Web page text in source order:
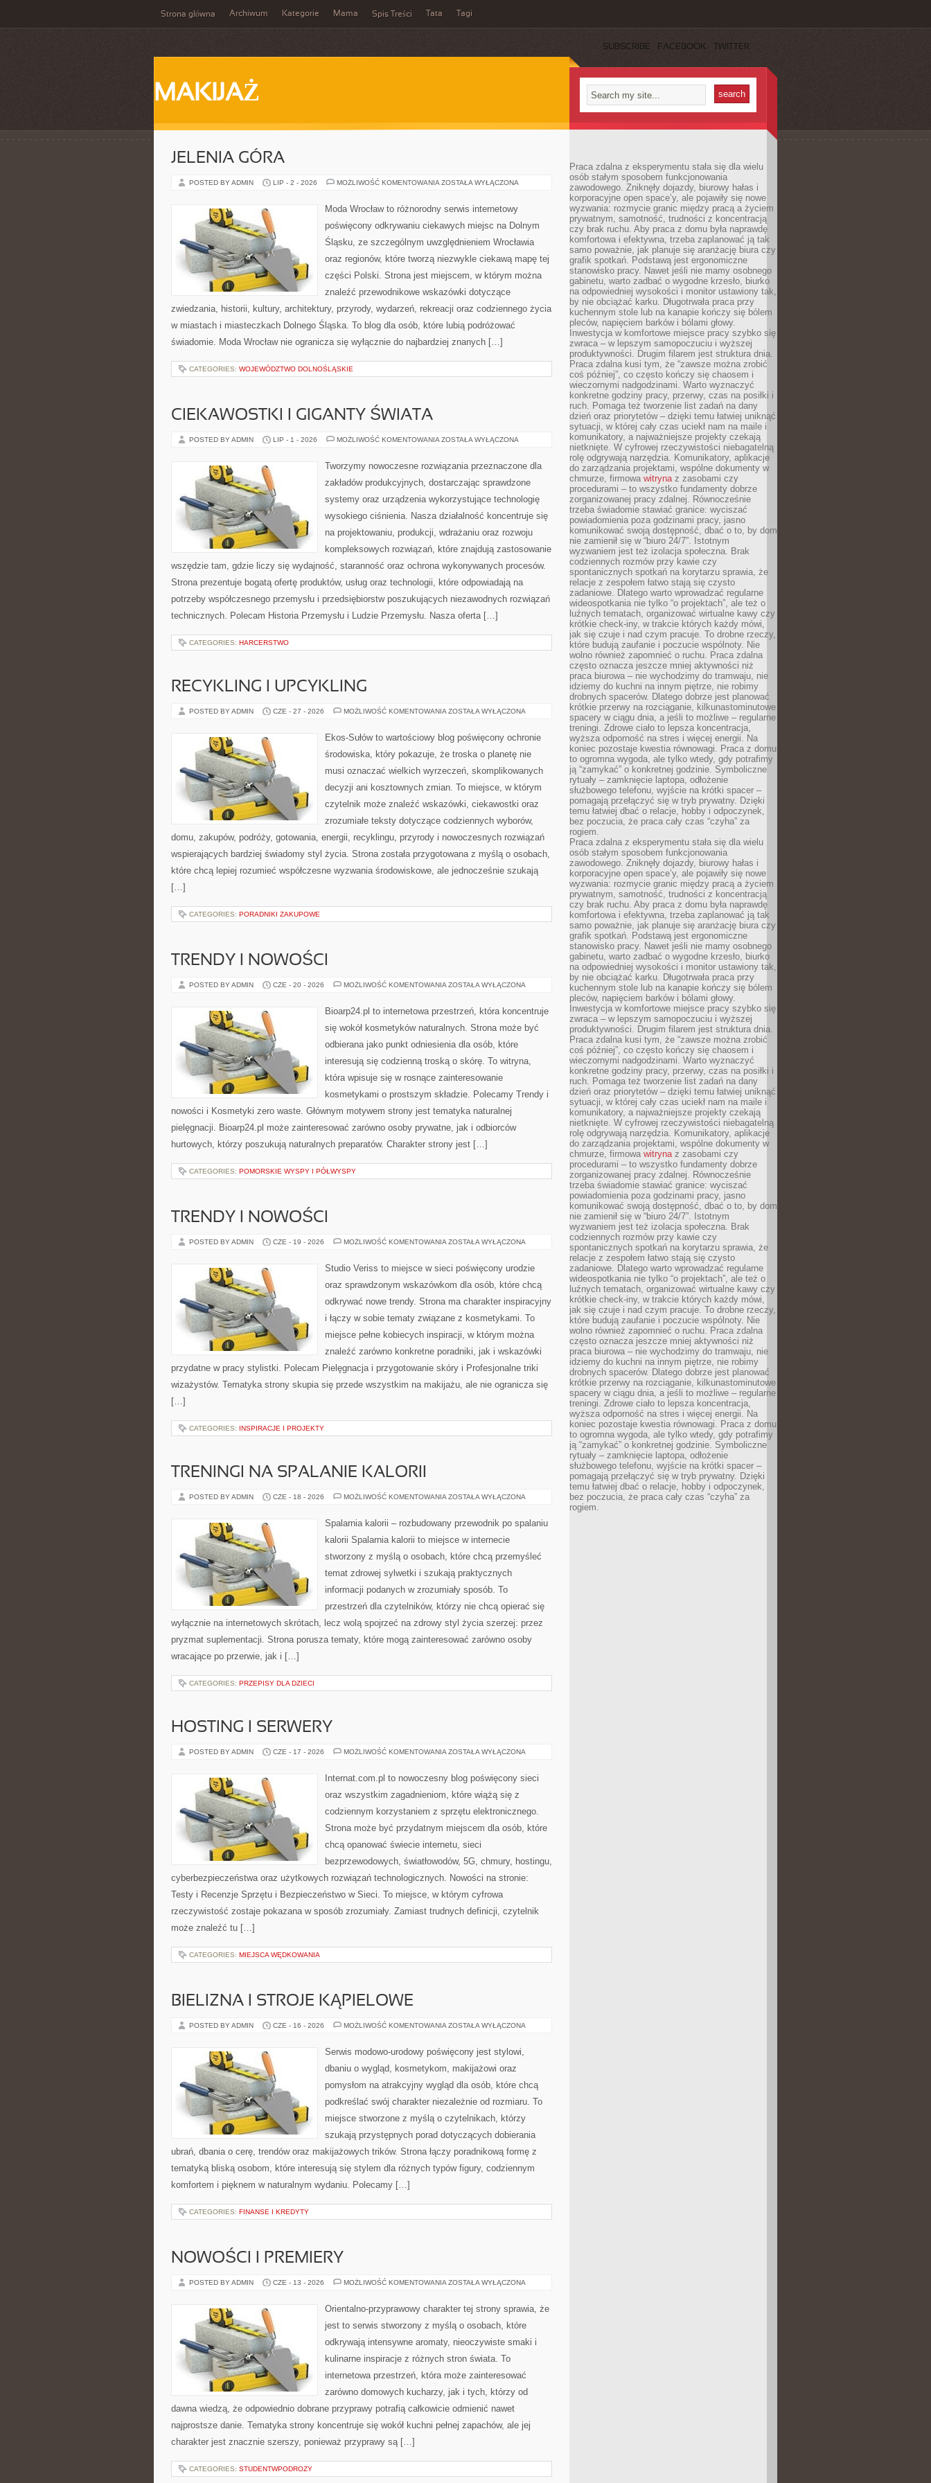
Strona główna Archiwum Kategorie Mama Spis Treści Tata Tagi
SUBSCRIBE FACEBOOK TWITTER
MAKIJAŻ
JELENIA GÓRA
POSTED BY ADMIN LIP - 2 - 2026 MOŻLIWOŚĆ KOMENTOWANIA JELENIA
ZOSTAŁA WYŁĄCZONA
Moda Wrocław to różnorodny serwis internetowy
poświęcony odkrywaniu ciekawych miejsc na Dolnym
Śląsku, ze szczególnym uwzględnieniem Wrocławia
oraz regionów, które tworzą niezwykle ciekawą mapę tej
części Polski. Strona jest miejscem, w którym można
znaleźć przewodnikowe wskazówki dotyczące
zwiedzania, historii, kultury, architektury, przyrody, wydarzeń, rekreacji oraz codziennego życia
w miastach i miasteczkach Dolnego Śląska. To blog dla osób, które lubią podróżować
świadomie. Moda Wrocław nie ogranicza się wyłącznie do najbardziej znanych […]
CATEGORIES: WOJEWÓDZTWO DOLNOŚLĄSKIE
CIEKAWOSTKI I GIGANTY ŚWIATA
POSTED BY ADMIN LIP - 1 - 2026 MOŻLIWOŚĆ KOMENTOWANIA CIEKAWOSTKI
ŚWIATA
ZOSTAŁA WYŁĄCZONA
Tworzymy nowoczesne rozwiązania przeznaczone dla
zakładów produkcyjnych, dostarczając sprawdzone
systemy oraz urządzenia wykorzystujące technologię
wysokiego ciśnienia. Nasza działalność koncentruje się
na projektowaniu, produkcji, wdrażaniu oraz rozwoju
kompleksowych rozwiązań, które znajdują zastosowanie
wszędzie tam, gdzie liczy się wydajność, staranność oraz ochrona wykonywanych procesów.
Strona prezentuje bogatą ofertę produktów, usług oraz technologii, które odpowiadają na
potrzeby współczesnego przemysłu i przedsiębiorstw poszukujących niezawodnych rozwiązań
technicznych. Polecam Historia Przemysłu i Ludzie Przemysłu. Nasza oferta […]
CATEGORIES: HARCERSTWO
RECYKLING I UPCYKLING
POSTED BY ADMIN CZE - 27 - 2026 MOŻLIWOŚĆ KOMENTOWANIA RECYKLING
ZOSTAŁA WYŁĄCZONA
Ekos-Sułów to wartościowy blog poświęcony ochronie
środowiska, który pokazuje, że troska o planetę nie
musi oznaczać wielkich wyrzeczeń, skomplikowanych
decyzji ani kosztownych zmian. To miejsce, w którym
czytelnik może znaleźć wskazówki, ciekawostki oraz
zrozumiałe teksty dotyczące codziennych wyborów,
domu, zakupów, podróży, gotowania, energii, recyklingu, przyrody i nowoczesnych rozwiązań
wspierających bardziej świadomy styl życia. Strona została przygotowana z myślą o osobach,
które chcą lepiej rozumieć współczesne wyzwania środowiskowe, ale jednocześnie szukają
[…]
CATEGORIES: PORADNIKI ZAKUPOWE
TRENDY I NOWOŚCI
POSTED BY ADMIN CZE - 20 - 2026 MOŻLIWOŚĆ KOMENTOWANIA TRENDY
ZOSTAŁA WYŁĄCZONA
Bioarp24.pl to internetowa przestrzeń, która koncentruje
się wokół kosmetyków naturalnych. Strona może być
odbierana jako punkt odniesienia dla osób, które
interesują się codzienną troską o skórę. To witryna,
która wpisuje się w rosnące zainteresowanie
kosmetykami o prostszym składzie. Polecamy Trendy i
nowości i Kosmetyki zero waste. Głównym motywem strony jest tematyka naturalnej
pielęgnacji. Bioarp24.pl może zainteresować zarówno osoby prywatne, jak i odbiorców
hurtowych, którzy poszukują naturalnych preparatów. Charakter strony jest […]
CATEGORIES: POMORSKIE WYSPY I PÓŁWYSPY
TRENDY I NOWOŚCI
POSTED BY ADMIN CZE - 19 - 2026 MOŻLIWOŚĆ KOMENTOWANIA TRENDY
ZOSTAŁA WYŁĄCZONA
Studio Veriss to miejsce w sieci poświęcony urodzie
oraz sprawdzonym wskazówkom dla osób, które chcą
odkrywać nowe trendy. Strona ma charakter inspiracyjny
i łączy w sobie tematy związane z kosmetykami. To
miejsce pełne kobiecych inspiracji, w którym można
znaleźć zarówno konkretne poradniki, jak i wskazówki
przydatne w pracy stylistki. Polecam Pielęgnacja i przygotowanie skóry i Profesjonalne triki
wizażystów. Tematyka strony skupia się przede wszystkim na makijażu, ale nie ogranicza się
[…]
CATEGORIES: INSPIRACJE I PROJEKTY
TRENINGI NA SPALANIE KALORII
POSTED BY ADMIN CZE - 18 - 2026 MOŻLIWOŚĆ KOMENTOWANIA TRENINGI
ZOSTAŁA WYŁĄCZONA
Spalarnia kalorii – rozbudowany przewodnik po spalaniu
kalorii Spalarnia kalorii to miejsce w internecie
stworzony z myślą o osobach, które chcą przemyśleć
temat zdrowej sylwetki i szukają praktycznych
informacji podanych w zrozumiały sposób. To
przestrzeń dla czytelników, którzy nie chcą opierać się
wyłącznie na internetowych skrótach, lecz wolą spojrzeć na zdrowy styl życia szerzej: przez
pryzmat suplementacji. Strona porusza tematy, które mogą zainteresować zarówno osoby
wracające po przerwie, jak i […]
CATEGORIES: PRZEPISY DLA DZIECI
HOSTING I SERWERY
POSTED BY ADMIN CZE - 17 - 2026 MOŻLIWOŚĆ KOMENTOWANIA HOSTING
ZOSTAŁA WYŁĄCZONA
Internat.com.pl to nowoczesny blog poświęcony sieci
oraz wszystkim zagadnieniom, które wiążą się z
codziennym korzystaniem z sprzętu elektronicznego.
Strona może być przydatnym miejscem dla osób, które
chcą opanować świecie internetu, sieci
bezprzewodowych, światłowodów, 5G, chmury, hostingu,
cyberbezpieczeństwa oraz użytkowych rozwiązań technologicznych. Nowości na stronie:
Testy i Recenzje Sprzętu i Bezpieczeństwo w Sieci. To miejsce, w którym cyfrowa
rzeczywistość zostaje pokazana w sposób zrozumiały. Zamiast trudnych definicji, czytelnik
może znaleźć tu […]
CATEGORIES: MIEJSCA WĘDKOWANIA
BIELIZNA I STROJE KĄPIELOWE
POSTED BY ADMIN CZE - 16 - 2026 MOŻLIWOŚĆ KOMENTOWANIA BIELIZNA
KĄPIELOWE
ZOSTAŁA WYŁĄCZONA
Serwis modowo-urodowy poświęcony jest stylowi,
dbaniu o wygląd, kosmetykom, makijażowi oraz
pomysłom na atrakcyjny wygląd dla osób, które chcą
podkreślać swój charakter niezależnie od rozmiaru. To
miejsce stworzone z myślą o czytelnikach, którzy
szukają przystępnych porad dotyczących dobierania
ubrań, dbania o cerę, trendów oraz makijażowych trików. Strona łączy poradnikową formę z
tematyką bliską osobom, które interesują się stylem dla różnych typów figury, codziennym
komfortem i pięknem w naturalnym wydaniu. Polecamy […]
CATEGORIES: FINANSE I KREDYTY
NOWOŚCI I PREMIERY
POSTED BY ADMIN CZE - 13 - 2026 MOŻLIWOŚĆ KOMENTOWANIA NOWOŚCI
ZOSTAŁA WYŁĄCZONA
Orientalno-przyprawowy charakter tej strony sprawia, że
jest to serwis stworzony z myślą o osobach, które
odkrywają intensywne aromaty, nieoczywiste smaki i
kulinarne inspiracje z różnych stron świata. To
internetowa przestrzeń, która może zainteresować
zarówno domowych kucharzy, jak i tych, którzy od
dawna wiedzą, że odpowiednio dobrane przyprawy potrafią całkowicie odmienić nawet
najprostsze danie. Tematyka strony koncentruje się wokół kuchni pełnej zapachów, ale jej
charakter jest znacznie szerszy, ponieważ przyprawy są […]
CATEGORIES: STUDENTWPODROZY
Praca zdalna z eksperymentu stała się dla wielu
osób stałym sposobem funkcjonowania
zawodowego. Zniknęły dojazdy, biurowy hałas i
korporacyjne open space’y, ale pojawiły się nowe
wyzwania: rozmycie granic między pracą a życiem
prywatnym, samotność, trudności z koncentracją
czy brak ruchu. Aby praca z domu była naprawdę
komfortowa i efektywna, trzeba zaplanować ją tak
samo poważnie, jak planuje się aranżację biura czy
grafik spotkań. Podstawą jest ergonomiczne
stanowisko pracy. Nawet jeśli nie mamy osobnego
gabinetu, warto zadbać o wygodne krzesło, biurko
na odpowiedniej wysokości i monitor ustawiony tak,
by nie obciążać karku. Długotrwała praca przy
kuchennym stole lub na kanapie kończy się bólem
pleców, napięciem barków i bólami głowy.
Inwestycja w komfortowe miejsce pracy szybko się
zwraca – w lepszym samopoczuciu i wyższej
produktywności. Drugim filarem jest struktura dnia.
Praca zdalna kusi tym, że “zawsze można zrobić
coś później”, co często kończy się chaosem i
wieczornymi nadgodzinami. Warto wyznaczyć
konkretne godziny pracy, przerwy, czas na posiłki i
ruch. Pomaga też tworzenie list zadań na dany
dzień oraz priorytetów – dzięki temu łatwiej uniknąć
sytuacji, w której cały czas uciekł nam na maile i
komunikatory, a najważniejsze projekty czekają
nietknięte. W cyfrowej rzeczywistości niebagatelną
rolę odgrywają narzędzia. Komunikatory, aplikacje
do zarządzania projektami, wspólne dokumenty w
chmurze, firmowa witrynaz zasobami czy
procedurami – to wszystko fundamenty dobrze
zorganizowanej pracy zdalnej. Równocześnie
trzeba świadomie stawiać granice: wyciszać
powiadomienia poza godzinami pracy, jasno
komunikować swoją dostępność, dbać o to, by dom
nie zamienił się w “biuro 24/7”. Istotnym
wyzwaniem jest też izolacja społeczna. Brak
codziennych rozmów przy kawie czy
spontanicznych spotkań na korytarzu sprawia, że
relacje z zespołem łatwo stają się czysto
zadaniowe. Dlatego warto wprowadzać regularne
wideospotkania nie tylko “o projektach”, ale też o
luźnych tematach, organizować wirtualne kawy czy
krótkie check-iny, w trakcie których każdy mówi,
jak się czuje i nad czym pracuje. To drobne rzeczy,
które budują zaufanie i poczucie wspólnoty. Nie
wolno również zapomnieć o ruchu. Praca zdalna
często oznacza jeszcze mniej aktywności niż
praca biurowa – nie wychodzimy do tramwaju, nie
idziemy do kuchni na innym piętrze, nie robimy
drobnych spacerów. Dlatego dobrze jest planować
krótkie przerwy na rozciąganie, kilkunastominutowe
spacery w ciągu dnia, a jeśli to możliwe – regularne
treningi. Zdrowe ciało to lepsza koncentracja,
wyższa odporność na stres i więcej energii. Na
koniec pozostaje kwestia równowagi. Praca z domu
to ogromna wygoda, ale tylko wtedy, gdy potrafimy
ją “zamykać” o konkretnej godzinie. Symboliczne
rytuały – zamknięcie laptopa, odłożenie
służbowego telefonu, wyjście na krótki spacer –
pomagają przełączyć się w tryb prywatny. Dzięki
temu łatwiej dbać o relacje, hobby i odpoczynek,
bez poczucia, że praca cały czas “czyha” za
rogiem.
Praca zdalna z eksperymentu stała się dla wielu
osób stałym sposobem funkcjonowania
zawodowego. Zniknęły dojazdy, biurowy hałas i
korporacyjne open space’y, ale pojawiły się nowe
wyzwania: rozmycie granic między pracą a życiem
prywatnym, samotność, trudności z koncentracją
czy brak ruchu. Aby praca z domu była naprawdę
komfortowa i efektywna, trzeba zaplanować ją tak
samo poważnie, jak planuje się aranżację biura czy
grafik spotkań. Podstawą jest ergonomiczne
stanowisko pracy. Nawet jeśli nie mamy osobnego
gabinetu, warto zadbać o wygodne krzesło, biurko
na odpowiedniej wysokości i monitor ustawiony tak,
by nie obciążać karku. Długotrwała praca przy
kuchennym stole lub na kanapie kończy się bólem
pleców, napięciem barków i bólami głowy.
Inwestycja w komfortowe miejsce pracy szybko się
zwraca – w lepszym samopoczuciu i wyższej
produktywności. Drugim filarem jest struktura dnia.
Praca zdalna kusi tym, że “zawsze można zrobić
coś później”, co często kończy się chaosem i
wieczornymi nadgodzinami. Warto wyznaczyć
konkretne godziny pracy, przerwy, czas na posiłki i
ruch. Pomaga też tworzenie list zadań na dany
dzień oraz priorytetów – dzięki temu łatwiej uniknąć
sytuacji, w której cały czas uciekł nam na maile i
komunikatory, a najważniejsze projekty czekają
nietknięte. W cyfrowej rzeczywistości niebagatelną
rolę odgrywają narzędzia. Komunikatory, aplikacje
do zarządzania projektami, wspólne dokumenty w
chmurze, firmowa witrynaz zasobami czy
procedurami – to wszystko fundamenty dobrze
zorganizowanej pracy zdalnej. Równocześnie
trzeba świadomie stawiać granice: wyciszać
powiadomienia poza godzinami pracy, jasno
komunikować swoją dostępność, dbać o to, by dom
nie zamienił się w “biuro 24/7”. Istotnym
wyzwaniem jest też izolacja społeczna. Brak
codziennych rozmów przy kawie czy
spontanicznych spotkań na korytarzu sprawia, że
relacje z zespołem łatwo stają się czysto
zadaniowe. Dlatego warto wprowadzać regularne
wideospotkania nie tylko “o projektach”, ale też o
luźnych tematach, organizować wirtualne kawy czy
krótkie check-iny, w trakcie których każdy mówi,
jak się czuje i nad czym pracuje. To drobne rzeczy,
które budują zaufanie i poczucie wspólnoty. Nie
wolno również zapomnieć o ruchu. Praca zdalna
często oznacza jeszcze mniej aktywności niż
praca biurowa – nie wychodzimy do tramwaju, nie
idziemy do kuchni na innym piętrze, nie robimy
drobnych spacerów. Dlatego dobrze jest planować
krótkie przerwy na rozciąganie, kilkunastominutowe
spacery w ciągu dnia, a jeśli to możliwe – regularne
treningi. Zdrowe ciało to lepsza koncentracja,
wyższa odporność na stres i więcej energii. Na
koniec pozostaje kwestia równowagi. Praca z domu
to ogromna wygoda, ale tylko wtedy, gdy potrafimy
ją “zamykać” o konkretnej godzinie. Symboliczne
rytuały – zamknięcie laptopa, odłożenie
służbowego telefonu, wyjście na krótki spacer –
pomagają przełączyć się w tryb prywatny. Dzięki
temu łatwiej dbać o relacje, hobby i odpoczynek,
bez poczucia, że praca cały czas “czyha” za
rogiem.